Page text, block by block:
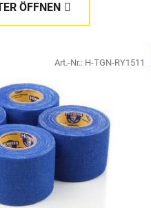
ÖFFNEN
Art.-Nr.: H-TGN-RY1511